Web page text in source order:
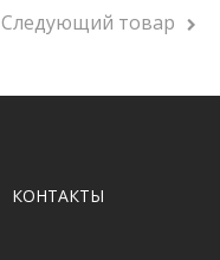
Следующий товар
КОНТАКТЫ